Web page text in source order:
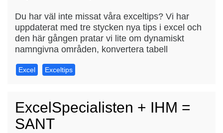
Du har väl inte missat våra exceltips? Vi har
uppdaterat med tre stycken nya tips i excel och
den här gången pratar vi lite om dynamiskt
namngivna områden, konvertera tabell
Excel Exceltips
ExcelSpecialisten + IHM =
SANT